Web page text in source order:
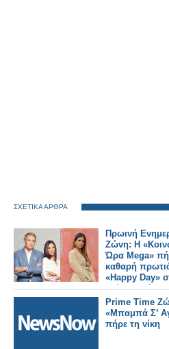
ΣΧΕΤΙΚΑ ΑΡΘΡΑ
Πρωινή
Ζώνη: Η
Ώρα Mega»
καθαρή
«Happy Day»
δεύτερη θέση
Prime Time
«Μπαμπά Σ’
πήρε τη νίκη